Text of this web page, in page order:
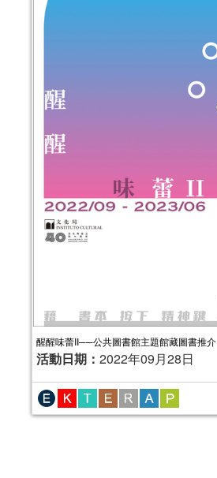
醒醒味蕾II──公共圖書館主題館藏圖書推介
活動日期： 2022年09月28日